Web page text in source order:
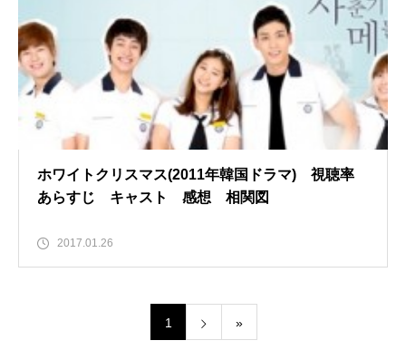
ホワイトクリスマス(2011年韓国ドラマ) 視聴率
あらすじ キャスト 感想 相関図
2017.01.26
1 »